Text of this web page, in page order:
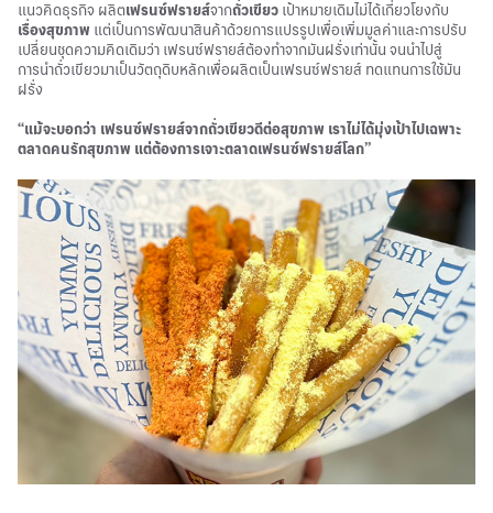
แนวคิดธุรกิจ ผลิตเฟรนซ์ฟรายส์จากถั่วเขียว เป้าหมายเดิมไม่ได้เกี่ยวโยงกับ
เรื่องสุขภาพ แต่เป็นการพัฒนาสินค้าด้วยการแปรรูปเพื่อเพิ่มมูลค่าและการปรับ
เปลี่ยนชุดความคิดเดิมว่า เฟรนซ์ฟรายส์ต้องทำจากมันฝรั่งเท่านั้น จนนำไปสู่
การนำถั่วเขียวมาเป็นวัตถุดิบหลักเพื่อผลิตเป็นเฟรนซ์ฟรายส์ ทดแทนการใช้มัน
ฝรั่ง
“แม้จะบอกว่า เฟรนซ์ฟรายส์จากถั่วเขียวดีต่อสุขภาพ เราไม่ได้มุ่งเป้าไปเฉพาะ
ตลาดคนรักสุขภาพ แต่ต้องการเจาะตลาดเฟรนซ์ฟรายส์โลก”